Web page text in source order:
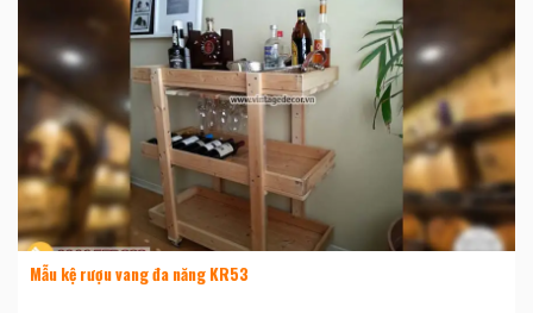
Mẫu kệ rượu vang đa năng KR53